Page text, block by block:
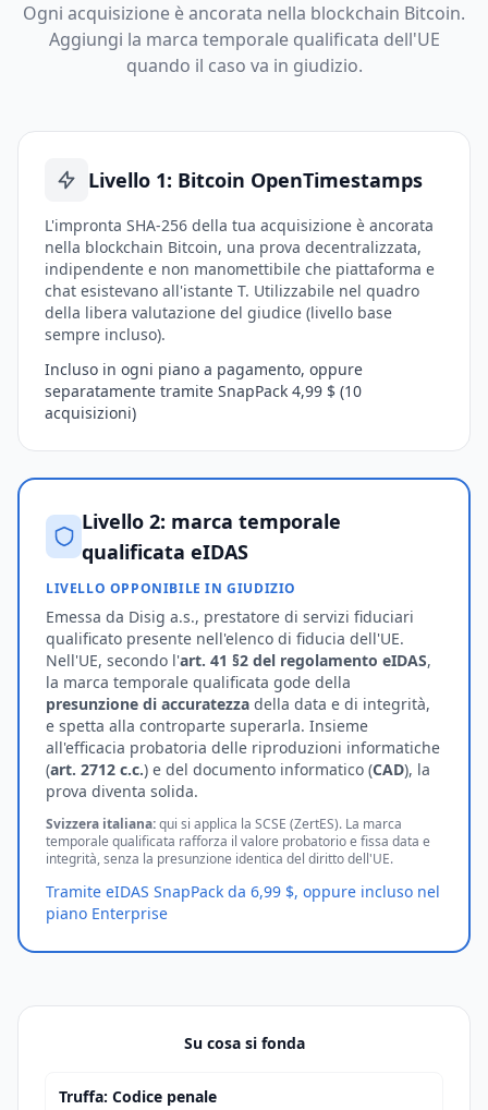
Ogni acquisizione è ancorata nella blockchain Bitcoin.
Aggiungi la marca temporale qualificata dell'UE
quando il caso va in giudizio.
Livello 1: Bitcoin OpenTimestamps
L'impronta SHA-256 della tua acquisizione è ancorata
nella blockchain Bitcoin, una prova decentralizzata,
indipendente e non manomettibile che piattaforma e
chat esistevano all'istante T. Utilizzabile nel quadro
della libera valutazione del giudice (livello base
sempre incluso).
Incluso in ogni piano a pagamento, oppure
separatamente tramite SnapPack 4,99 $ (10
acquisizioni)
Livello 2: marca temporale
qualificata eIDAS
LIVELLO OPPONIBILE IN GIUDIZIO
Emessa da Disig a.s., prestatore di servizi fiduciari
qualificato presente nell'elenco di fiducia dell'UE.
Nell'UE, secondo l'art. 41 §2 del regolamento eIDAS,
la marca temporale qualificata gode della
presunzione di accuratezza della data e di integrità,
e spetta alla controparte superarla. Insieme
all'efficacia probatoria delle riproduzioni informatiche
(art. 2712 c.c.) e del documento informatico (CAD), la
prova diventa solida.
Svizzera italiana:qui si applica la SCSE (ZertES). La marca
temporale qualificata rafforza il valore probatorio e fissa data e
integrità, senza la presunzione identica del diritto dell'UE.
Tramite eIDAS SnapPack da 6,99 $, oppure incluso nel
piano Enterprise
Su cosa si fonda
Truffa: Codice penale